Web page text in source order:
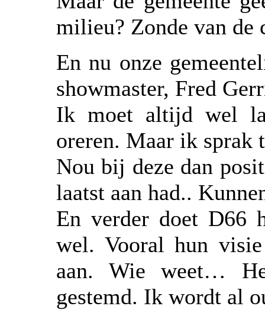
milieu? Zonde van
En nu onze
showmaster, Fred
Ik moet altijd wel
oreren. Maar ik sprak
Nou bij deze dan
laatst aan had..
En verder doet D66
wel. Vooral hun
aan. Wie weet…
gestemd. Ik wordt al